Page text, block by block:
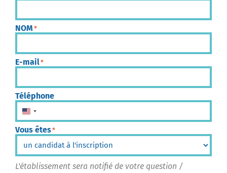
NOM *
E-mail*
Téléphone
États-Unis +1
Vous êtes*
L'établissement sera notifié de votre question /